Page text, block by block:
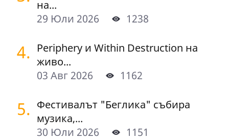
на...
29 Юли 2026
1238
4. Periphery и Within Destruction на
живо...
03 Авг 2026
1162
5. Фестивалът "Беглика" събира
музика,...
30 Юли 2026
1151